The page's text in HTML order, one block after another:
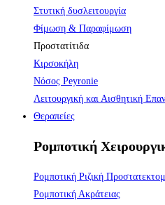
Στυτική δυσλειτουργία
Φίμωση & Παραφίμωση
Προστατίτιδα
Κιρσοκήλη
Νόσος Peyronie
Λειτουργική και Αισθητική
Θεραπείες
Ρομποτική
Ρομποτική Ριζική
Ρομποτική Ακράτειας